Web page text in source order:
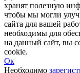
Этот веб-сайт
удобного и
хранят полезную
чтобы мы могли
сайта для вашей
необходимы для